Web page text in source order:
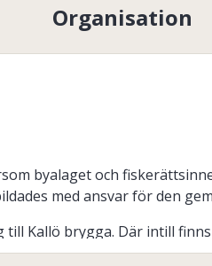
Organisation
byalaget och
med ansvar för den
Kallö brygga. Där intill